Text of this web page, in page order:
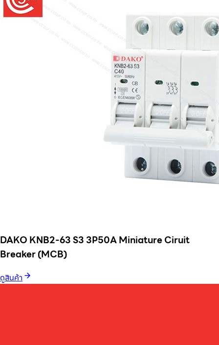
DAKO KNB2-63 S3 3P50A Miniature Ciruit
Breaker (MCB)
ดูสินค้า